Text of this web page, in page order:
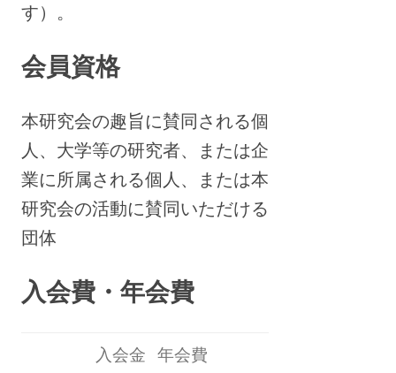
す）。
会員資格
本研究会の趣旨に賛同される個
人、大学等の研究者、または企
業に所属される個人、または本
研究会の活動に賛同いただける
団体
入会費・年会費
入会金 年会費